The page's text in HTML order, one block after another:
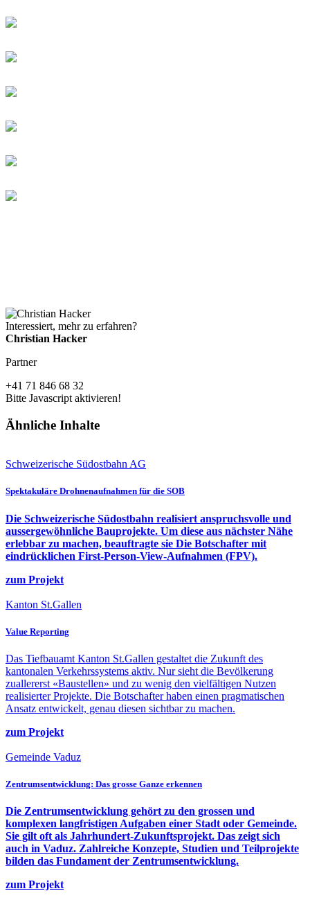
Interessiert, mehr zu erfahren?
Christian Hacker
Partner
+41 71 846 68 32
Bitte Javascript aktivieren!
Ähnliche Inhalte
Schweizerische Südostbahn AG
Spektakuläre Drohnenaufnahmen für die SOB
Die Schweizerische Südostbahn realisiert anspruchsvolle und
aussergewöhnliche Bauprojekte. Um diese aus nächster Nähe
erlebbar zu machen, beauftragte sie Die Botschafter mit
eindrücklichen First-Person-View-Aufnahmen (FPV).
zum Projekt
Kanton St.Gallen
Value Reporting
Das Tiefbauamt Kanton St.Gallen gestaltet die Zukunft des
kantonalen Verkehrssystems aktiv. Nur sieht die Bevölkerung
zuallererst «Baustellen» und zu wenig den vielfältigen Nutzen
realisierter Projekte. Die Botschafter haben einen pragmatischen
Ansatz entwickelt, genau diesen sichtbar zu machen.
zum Projekt
Gemeinde Vaduz
Zentrumsentwicklung: Das grosse Ganze erkennen
Die Zentrumsentwicklung gehört zu den grossen und
komplexen langfristigen Aufgaben einer Stadt oder Gemeinde.
Sie gilt oft als Jahrhundert-Zukunftsprojekt. Das zeigt sich
auch in Vaduz. Zahlreiche Konzepte, Studien und Teilprojekte
bilden das Fundament der Zentrumsentwicklung.
zum Projekt